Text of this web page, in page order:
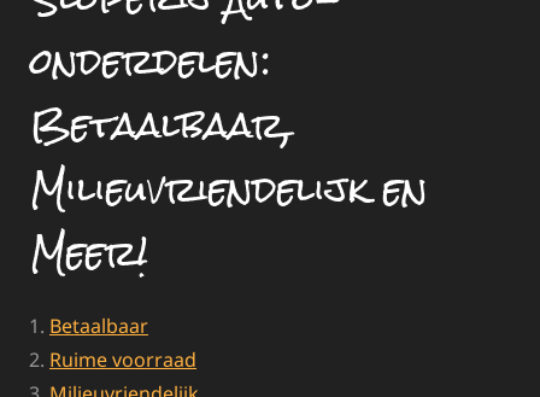
onderdelen:
Betaalbaar,
Milieuvriendelijk en
Meer!
Betaalbaar
Ruime voorraad